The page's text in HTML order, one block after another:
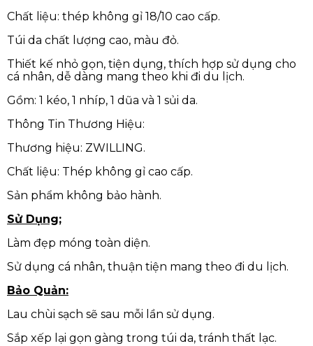
Chất liệu: thép không gỉ 18/10 cao cấp.
Túi da chất lượng cao, màu đỏ.
Thiết kế nhỏ gọn, tiện dụng, thích hợp sử dụng cho
cá nhân, dễ dàng mang theo khi đi du lịch.
Gồm: 1 kéo, 1 nhíp, 1 dũa và 1 sủi da.
Thông Tin Thương Hiệu:
Thương hiệu: ZWILLING.
Chất liệu: Thép không gỉ cao cấp.
Sản phẩm không bảo hành.
Sử Dụng;
Làm đẹp móng toàn diện.
Sử dụng cá nhân, thuận tiện mang theo đi du lịch.
Bảo Quản:
Lau chùi sạch sẽ sau mỗi lần sử dụng.
Sắp xếp lại gọn gàng trong túi da, tránh thất lạc.